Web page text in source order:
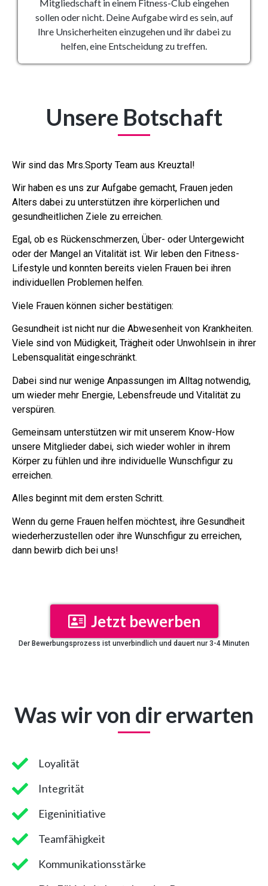
Mitgliedschaft in einem Fitness-Club eingehen
sollen oder nicht. Deine Aufgabe wird es sein, auf
Ihre Unsicherheiten einzugehen und ihr dabei zu
helfen, eine Entscheidung zu treffen.
Unsere Botschaft
Wir sind das Mrs.Sporty Team aus Kreuztal!
Wir haben es uns zur Aufgabe gemacht, Frauen jeden
Alters dabei zu unterstützen ihre körperlichen und
gesundheitlichen Ziele zu erreichen.
Egal, ob es Rückenschmerzen, Über- oder Untergewicht
oder der Mangel an Vitalität ist. Wir leben den Fitness-
Lifestyle und konnten bereits vielen Frauen bei ihren
individuellen Problemen helfen.
Viele Frauen können sicher bestätigen:
Gesundheit ist nicht nur die Abwesenheit von Krankheiten.
Viele sind von Müdigkeit, Trägheit oder Unwohlsein in ihrer
Lebensqualität eingeschränkt.
Dabei sind nur wenige Anpassungen im Alltag notwendig,
um wieder mehr Energie, Lebensfreude und Vitalität zu
verspüren.
Gemeinsam unterstützen wir mit unserem Know-How
unsere Mitglieder dabei, sich wieder wohler in ihrem
Körper zu fühlen und ihre individuelle Wunschfigur zu
erreichen.
Alles beginnt mit dem ersten Schritt.
Wenn du gerne Frauen helfen möchtest, ihre Gesundheit
wiederherzustellen oder ihre Wunschfigur zu erreichen,
dann bewirb dich bei uns!
Jetzt bewerben
Der Bewerbungsprozess ist unverbindlich und dauert nur 3-4 Minuten
Was wir von dir erwarten
Loyalität
Integrität
Eigeninitiative
Teamfähigkeit
Kommunikationsstärke